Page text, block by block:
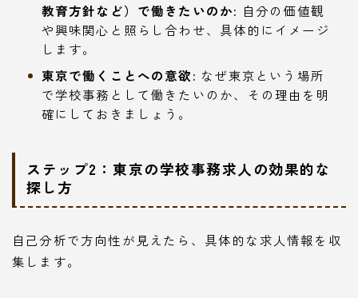
教育方針など）で働きたいのか: 自分の価値観
や興味関心と照らし合わせ、具体的にイメージ
します。
東京で働くことへの意欲: なぜ東京という場所
で学校事務として働きたいのか、その理由を明
確にしておきましょう。
ステップ2：東京の学校事務求人の効果的な
探し方
自己分析で方向性が見えたら、具体的な求人情報を収
集します。